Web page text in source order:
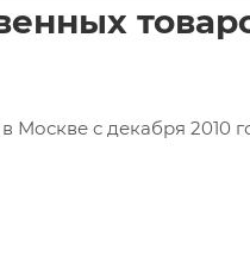
Москве с декабря 2010